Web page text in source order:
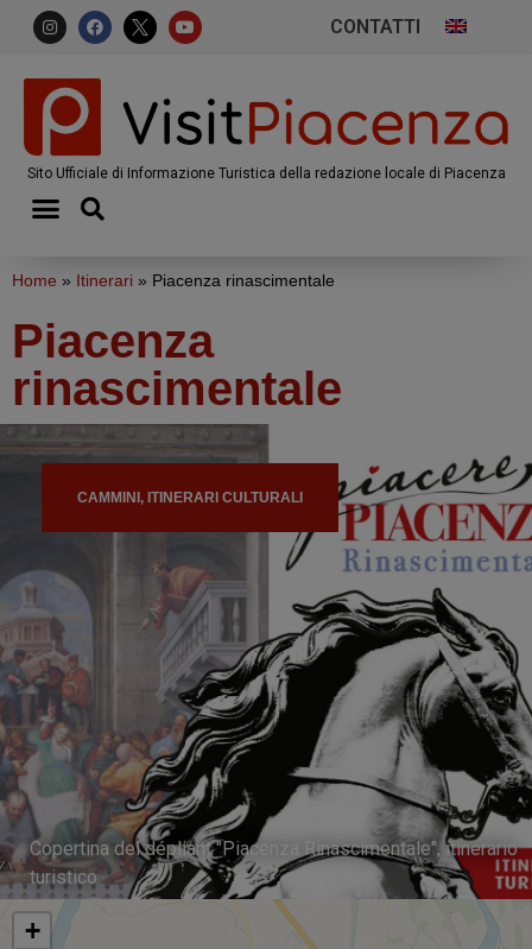
CONTATTI
Sito Ufficiale di Informazione Turistica della redazione locale di Piacenza
Home » Itinerari » Piacenza rinascimentale
Piacenza
rinascimentale
CAMMINI, ITINERARI CULTURALI
Copertina del dépliant "Piacenza Rinascimentale", itinerario
turistico
+